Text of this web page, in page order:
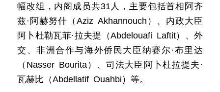
幅改组，内阁成员共31人，主要包括首相阿齐
兹·阿赫努什（Aziz Akhannouch）、内政大臣
阿卜杜勒瓦菲·拉夫提（Abdelouafi Laftit）、外
交、非洲合作与海外侨民大臣纳赛尔·布里达
（Nasser Bourita）、司法大臣阿卜杜拉提夫·
瓦赫比（Abdellatif Ouahbi）等。